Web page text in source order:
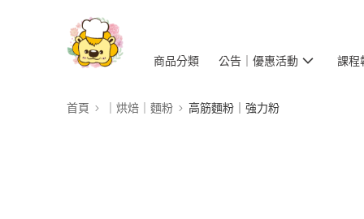
商品分類 公告｜優惠活動 課程
首頁 ｜烘焙｜麵粉 高筋麵粉｜強力粉